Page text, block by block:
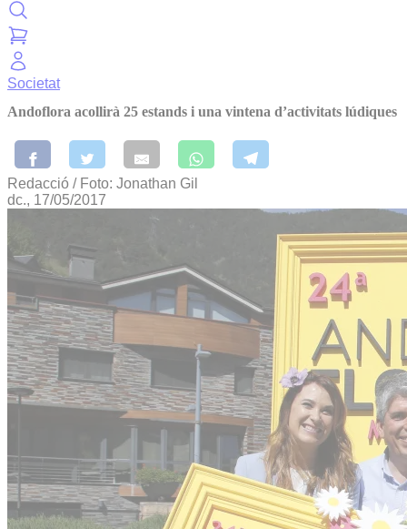
Societat
Andoflora acollirà 25 estands i una vintena d’activitats lúdiques
Redacció / Foto: Jonathan Gil
dc., 17/05/2017